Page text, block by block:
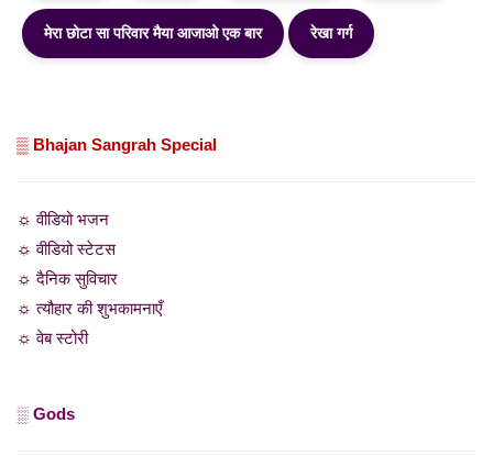
मेरा छोटा सा परिवार मैया आजाओ एक बार रेखा गर्ग
▒ Bhajan Sangrah Special
☼ वीडियो भजन
☼ वीडियो स्टेटस
☼ दैनिक सुविचार
☼ त्यौहार की शुभकामनाएँ
☼ वेब स्टोरी
░ Gods